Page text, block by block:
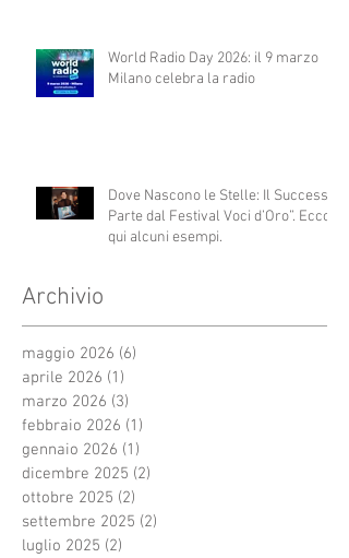
World Radio Day 2026: il 9 marzo
Milano celebra la radio
Dove Nascono le Stelle: Il Successo
Parte dal Festival Voci d’Oro”. Ecco
qui alcuni esempi.
Archivio
maggio 2026 (6)
aprile 2026 (1)
marzo 2026 (3)
febbraio 2026 (1)
gennaio 2026 (1)
dicembre 2025 (2)
ottobre 2025 (2)
settembre 2025 (2)
luglio 2025 (2)